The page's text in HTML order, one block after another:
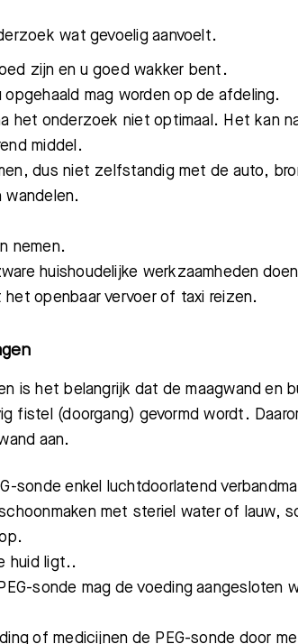
wat gevoelig aanvoelt.
zijn en u goed wakker bent.
mag worden op de afdeling.
het onderzoek niet optimaal. Het kan
middel.
dus niet zelfstandig met de auto,
nemen.
huishoudelijke werkzaamheden
openbaar vervoer of taxi reizen.
is het belangrijk dat de maagwand en
fistel (doorgang) gevormd wordt.
aan.
sonde enkel luchtdoorlatend
met steriel water of lauw,
huid ligt..
sonde mag de voeding aangesloten
of medicijnen de PEG-sonde door